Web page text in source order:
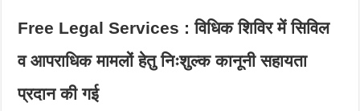
Free Legal Services : विधिक शिविर में सिविल
व आपराधिक मामलों हेतु निःशुल्क कानूनी सहायता
प्रदान की गई